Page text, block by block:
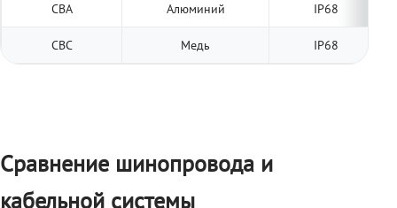
СВА Алюминий IP68
СВС Медь IP68
Сравнение шинопровода и
кабельной системы